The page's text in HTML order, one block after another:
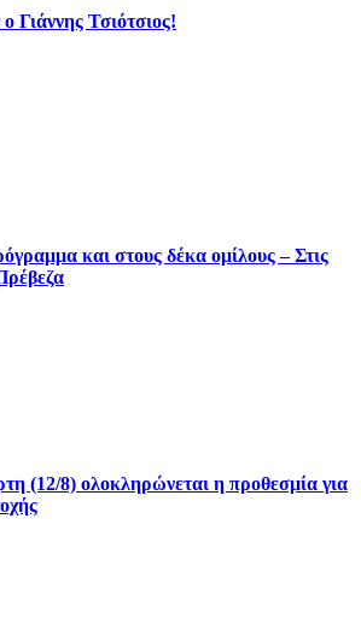
Γιάννης Τσιότσιος!
και στους δέκα ομίλους – Στις
(12/8) ολοκληρώνεται η προθεσμία για